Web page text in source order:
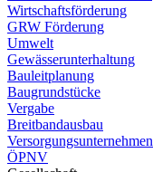
Wirtschaftsförderung
GRW Förderung
Umwelt
Gewässerunterhaltung
Bauleitplanung
Baugrundstücke
Vergabe
Breitbandausbau
Versorgungsunternehmen
ÖPNV